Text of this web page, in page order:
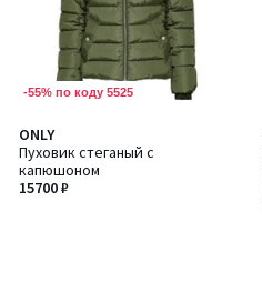
-55% по коду 5525
ONLY
Пуховик стеганый с
капюшоном
15700 ₽